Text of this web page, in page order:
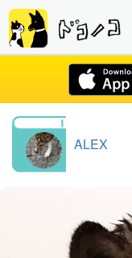
ALEX